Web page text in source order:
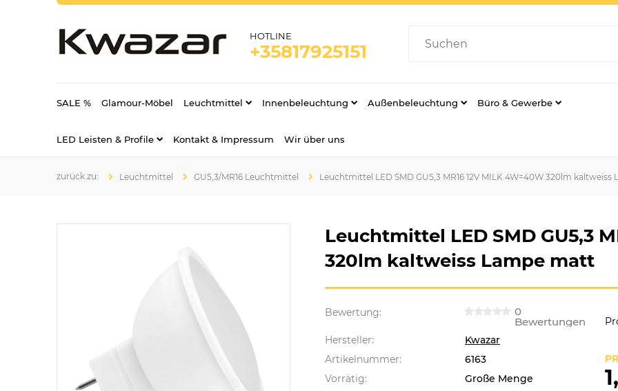
HOTLINE
+35817925151
SALE % Glamour-Möbel Leuchtmittel Innenbeleuchtung Außenbeleuchtung Büro & Gewerbe
LED Leisten & Profile Kontakt & Impressum Wir über uns
Leuchtmittel GU5,3/MR16 Leuchtmittel Leuchtmittel LED SMD GU5,3 MR16 12V MILK 4W=40W 320lm kaltweiss
Leuchtmittel LED SMD GU5,3
320lm kaltweiss Lampe matt
Bewertung: 0
Bewertungen
Hersteller:
Kwazar
Artikelnummer:
6163
Vorrätig:
Große Menge